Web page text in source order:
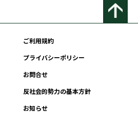
ご利用規約
プライバシーポリシー
お問合せ
反社会的勢力の基本方針
お知らせ